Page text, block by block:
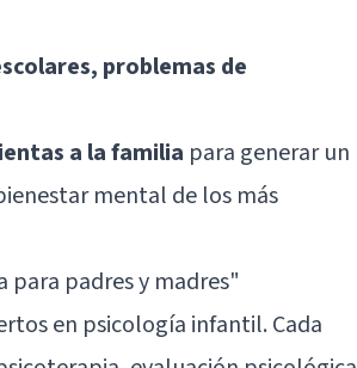
problemas de
a la familia para generar un
mental de los más
padres y madres"
en psicología infantil. Cada